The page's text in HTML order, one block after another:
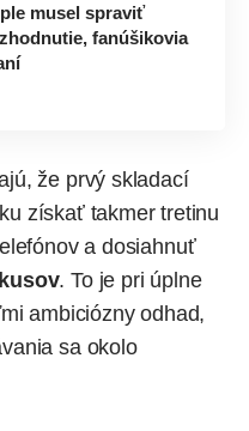
musel spraviť
fanúšikovia
že prvý skladací
získať takmer tretinu
a dosiahnuť
. To je pri úplne
ambiciózny odhad,
sa okolo